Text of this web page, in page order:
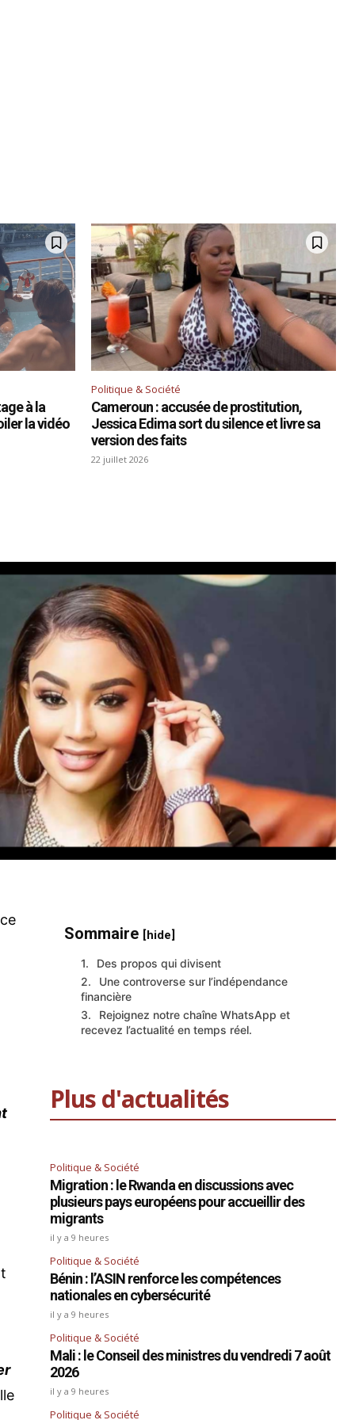
à la
la vidéo
Politique & Société
Cameroun : accusée de prostitution,
Jessica Edima sort du silence et livre sa
version des faits
22 juillet 2026